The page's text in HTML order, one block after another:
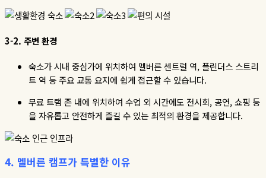
3-2. 주변 환경
숙소가 시내 중심가에 위치하여 멜버른 센트럴 역, 플린더스 스트리
트 역 등 주요 교통 요지에 쉽게 접근할 수 있습니다.
무료 트램 존 내에 위치하여 수업 외 시간에도 전시회, 공연, 쇼핑 등
을 자유롭고 안전하게 즐길 수 있는 최적의 환경을 제공합니다.
4. 멜버른 캠프가 특별한 이유